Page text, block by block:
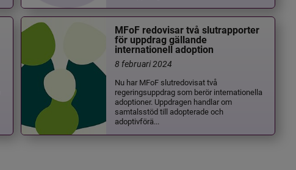
MFoF redovisar två slutrapporter
för uppdrag gällande
internationell adoption
8 februari 2024
Nu har MFoF slutredovisat två
regeringsuppdrag som berör internationella
adoptioner. Uppdragen handlar om
samtalsstöd till adopterade och
adoptivförä...